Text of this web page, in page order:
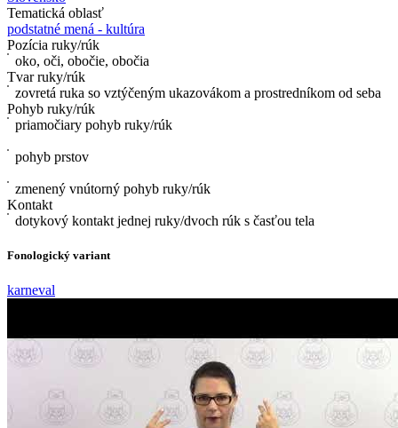
Tematická oblasť
podstatné mená - kultúra
Pozícia ruky/rúk
oko, oči, obočie, obočia
Tvar ruky/rúk
zovretá ruka so vztýčeným ukazovákom a prostredníkom od seba
Pohyb ruky/rúk
priamočiary pohyb ruky/rúk
pohyb prstov
zmenený vnútorný pohyb ruky/rúk
Kontakt
dotykový kontakt jednej ruky/dvoch rúk s časťou tela
Fonologický variant
karneval